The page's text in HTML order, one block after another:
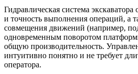
Гидравлическая система экскаватора
и точность выполнения операций, а
совмещения движений (например,
одновременным поворотом
общую производительность.
интуитивно понятно и не требует
оператора.